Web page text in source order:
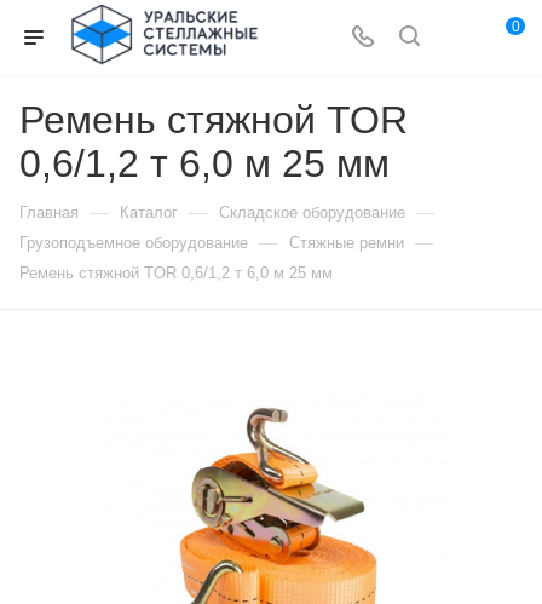
0
Ремень стяжной TOR
0,6/1,2 т 6,0 м 25 мм
Главная — Каталог — Складское оборудование —
Грузоподъемное оборудование — Стяжные ремни —
Ремень стяжной TOR 0,6/1,2 т 6,0 м 25 мм